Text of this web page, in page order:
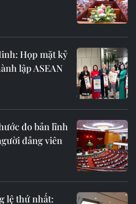
Họp mặt kỷ
lập ASEAN
đo bản lĩnh
đảng viên
lệ thứ nhất: